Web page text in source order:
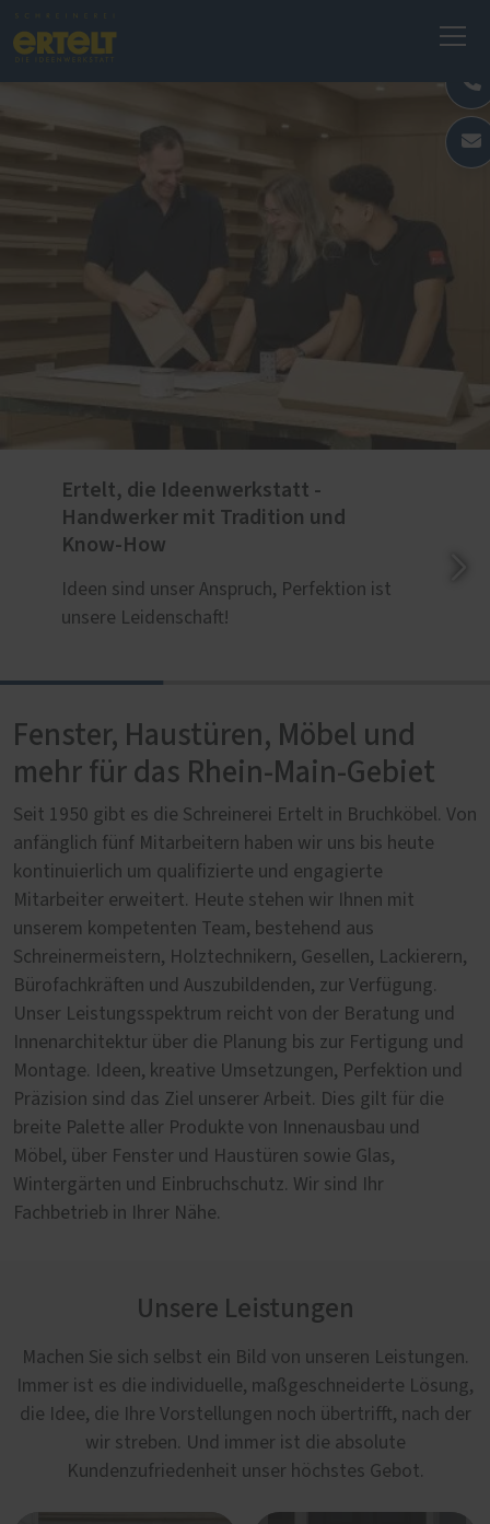
Ertelt, die Ideenwerkstatt -
Handwerker mit Tradition und
Know-How
Ideen sind unser Anspruch, Perfektion ist
unsere Leidenschaft!
Fenster, Haustüren, Möbel und
mehr für das Rhein-Main-Gebiet
Seit 1950 gibt es die Schreinerei Ertelt in Bruchköbel. Von
anfänglich fünf Mitarbeitern haben wir uns bis heute
kontinuierlich um qualifizierte und engagierte
Mitarbeiter erweitert. Heute stehen wir Ihnen mit
unserem kompetenten Team, bestehend aus
Schreinermeistern, Holztechnikern, Gesellen, Lackierern,
Bürofachkräften und Auszubildenden, zur Verfügung.
Unser Leistungsspektrum reicht von der Beratung und
Innenarchitektur über die Planung bis zur Fertigung und
Montage. Ideen, kreative Umsetzungen, Perfektion und
Präzision sind das Ziel unserer Arbeit. Dies gilt für die
breite Palette aller Produkte von Innenausbau und
Möbel, über Fenster und Haustüren sowie Glas,
Wintergärten und Einbruchschutz. Wir sind Ihr
Fachbetrieb in Ihrer Nähe.
Unsere Leistungen
Machen Sie sich selbst ein Bild von unseren Leistungen.
Immer ist es die individuelle, maßgeschneiderte Lösung,
die Idee, die Ihre Vorstellungen noch übertrifft, nach der
wir streben. Und immer ist die absolute
Kundenzufriedenheit unser höchstes Gebot.